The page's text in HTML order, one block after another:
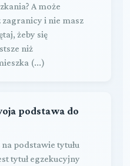
A może
zagranicy i nie masz
żeby się
niż
(...)
podstawa do
podstawie tytułu
tytuł egzekucyjny